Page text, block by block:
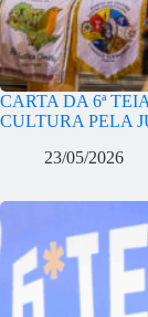
CARTA DA 6ª
CULTURA PELA
23/05/2026